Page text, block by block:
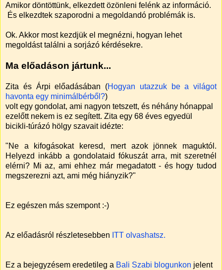
Amikor döntöttünk, elkezdett özönleni felénk az információ.
És elkezdtek szaporodni a megoldandó problémák is.
Ok. Akkor most kezdjük el megnézni, hogyan lehet
megoldást találni a sorjázó kérdésekre.
Ma előadáson jártunk...
Zita és Árpi előadásában (Hogyan utazzuk be a világot
havonta egy minimálbérből?)
volt egy gondolat, ami nagyon tetszett, és néhány hónappal
ezelőtt nekem is ez segített. Zita egy 68 éves egyedül
bicikli-túrázó hölgy szavait idézte:
"Ne a kifogásokat keresd, mert azok jönnek maguktól.
Helyezd inkább a gondolataid fókuszát arra, mit szeretnél
elérni? Mi az, ami ehhez már megadatott - és hogy tudod
megszerezni azt, ami még hiányzik?"
Ez egészen más szempont :-)
Az előadásról részletesebben ITT olvashatsz.
Ez a bejegyzésem eredetileg a Bali Szabi blogunkon jelent